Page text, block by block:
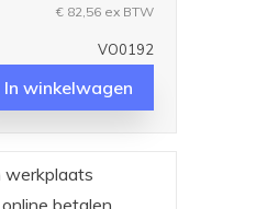
€ 82,56 ex BTW
VO0192
In winkelwagen
werkplaats
betalen